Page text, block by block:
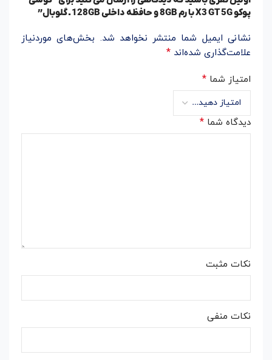
پوکو X3 GT 5G با رم 8GB و حافظه داخلی 128GB ـ گلوبال”
نشانی ایمیل شما منتشر نخواهد شد. بخش‌های موردنیاز
علامت‌گذاری شده‌اند *
امتیاز شما *
دیدگاه شما *
نکات مثبت
نکات منفی